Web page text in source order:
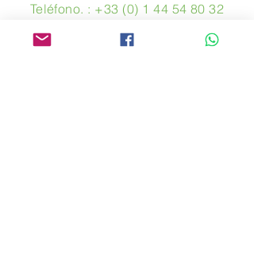
Teléfono. : +33 (0) 1 44 54 80 32
www.avpa.fr